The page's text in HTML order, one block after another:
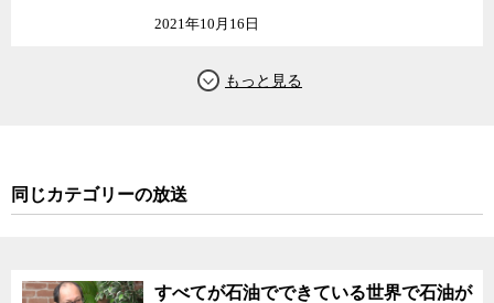
2021年10月16日
同じカテゴリーの放送
すべてが石油でできている世界で石油が